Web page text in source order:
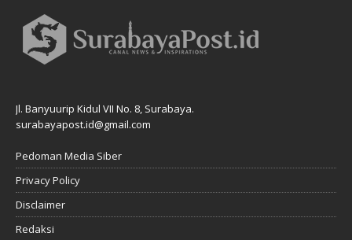
Jl. Banyuurip Kidul VII No. 8, Surabaya.
surabayapost.id@gmail.com
Pedoman Media Siber
Privacy Policy
Disclaimer
Redaksi